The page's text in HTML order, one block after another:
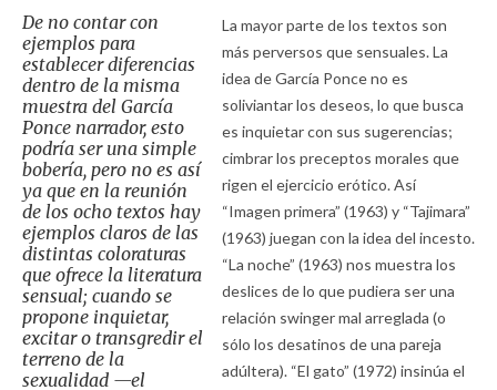
De no contar con
ejemplos para
establecer diferencias
dentro de la misma
muestra del García
Ponce narrador, esto
podría ser una simple
bobería, pero no es así
ya que en la reunión
de los ocho textos hay
ejemplos claros de las
distintas coloraturas
que ofrece la literatura
sensual; cuando se
propone inquietar,
excitar o transgredir el
terreno de la
sexualidad —el
La mayor parte de los textos son
más perversos que sensuales. La
idea de García Ponce no es
soliviantar los deseos, lo que busca
es inquietar con sus sugerencias;
cimbrar los preceptos morales que
rigen el ejercicio erótico. Así
“Imagen primera” (1963) y “Tajimara”
(1963) juegan con la idea del incesto.
“La noche” (1963) nos muestra los
deslices de lo que pudiera ser una
relación swinger mal arreglada (o
sólo los desatinos de una pareja
adúltera). “El gato” (1972) insinúa el